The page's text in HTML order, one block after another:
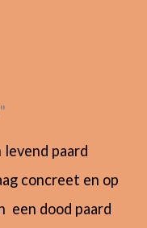
paard
concreet en op
een dood paard